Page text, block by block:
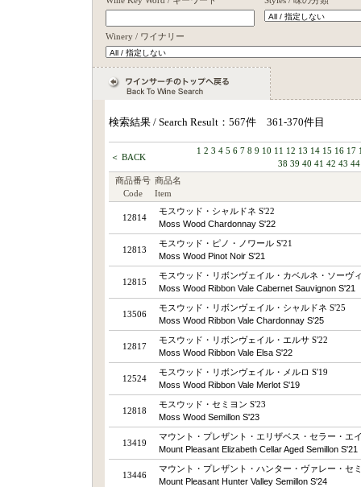
Winery / ワイナリー
検索結果 / Search Result：567件 361-370件目
＜ BACK
1 2 3 4 5 6 7 8 9 10 11 12 13 14 15 16 17
38 39 40 41 42 43 44
商品番号
Code
商品名
Item
12814
モスウッド・シャルドネ S'22
Moss Wood Chardonnay S'22
12813
モスウッド・ピノ・ノワール S'21
Moss Wood Pinot Noir S'21
12815
モスウッド・リボンヴェイル・カベルネ・ソーヴ
Moss Wood Ribbon Vale Cabernet Sauvignon S'21
13506
モスウッド・リボンヴェイル・シャルドネ S'25
Moss Wood Ribbon Vale Chardonnay S'25
12817
モスウッド・リボンヴェイル・エルサ S'22
Moss Wood Ribbon Vale Elsa S'22
12524
モスウッド・リボンヴェイル・メルロ S'19
Moss Wood Ribbon Vale Merlot S'19
12818
モスウッド・セミヨン S'23
Moss Wood Semillon S'23
13419
マウント・プレザント・エリザベス・セラー・エ
Mount Pleasant Elizabeth Cellar Aged Semillon S'21
13446
マウント・プレザント・ハンター・ヴァレー・セ
Mount Pleasant Hunter Valley Semillon S'24